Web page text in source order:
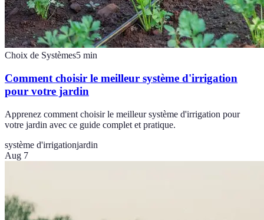
Choix de Systèmes5 min
Comment choisir le meilleur système d'irrigation
pour votre jardin
Apprenez comment choisir le meilleur système d'irrigation pour
votre jardin avec ce guide complet et pratique.
système d'irrigationjardin
Aug 7